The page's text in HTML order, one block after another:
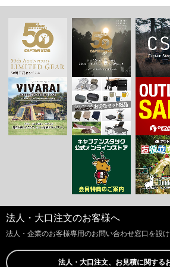
法人・大口注文のお客様へ
法人・企業のお客様専用のお問い合わせ窓口を設け
法人・大口注文、お見積に関する